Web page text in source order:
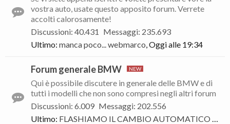
vostra auto, usate questo apposito forum. Verrete
accolti calorosamente!
Discussioni: 40.431 Messaggi: 235.693
Ultimo: manca poco...webmarco,Oggi alle 19:34
Forum generale BMW
Qui è possibile discutere in generale delle BMW e di
tutti i modelli che non sono compresi negli altri forum
Discussioni: 6.009 Messaggi: 202.556
Ultimo: FLASHIAMO IL CAMBIO AUTOMATICO CON XHP flashtool!